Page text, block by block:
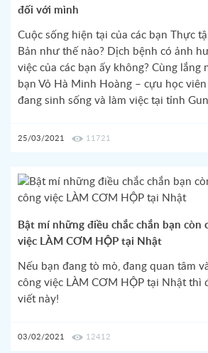
đối với mình
Cuộc sống hiện tại của các bạn Thực
Bản như thế nào? Dịch bệnh có ảnh
việc của các bạn ấy không? Cùng lắng
bạn Vỏ Hà Minh Hoàng – cựu học viên
đang sinh sống và làm việc tại tỉnh
25/03/2021 11721
Bật mí những điều chắc chắn bạn còn
việc LÀM CƠM HỘP tại Nhật
Nếu bạn đang tò mò, đang quan tâm
công việc LÀM CƠM HỘP tại Nhật thì
viết này!
03/02/2021 12412